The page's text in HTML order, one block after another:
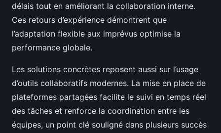
délais tout en améliorant la collaboration interne.
Ces retours d’expérience démontrent que
l’adaptation flexible aux imprévus optimise la
performance globale.
Les solutions concrètes reposent aussi sur l’usage
d’outils collaboratifs modernes. La mise en place de
plateformes partagées facilite le suivi en temps réel
des tâches et renforce la coordination entre les
équipes, un point clé souligné dans plusieurs succès